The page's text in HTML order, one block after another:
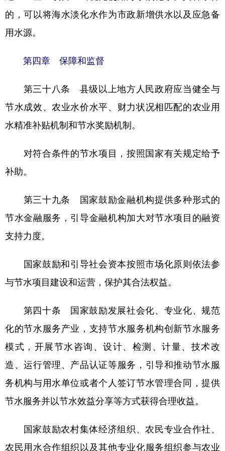
的，可以将海水淡化水作为市政新增供水以及应急备
用水源。
第四章 保障和监督
第三十八条 县级以上地方人民政府应当健全与
节水成效、农业水价水平、财力状况相匹配的农业用
水精准补贴机制和节水奖励机制。
对符合条件的节水项目，按照国家有关规定给予
补助。
第三十九条 国家鼓励金融机构提供多种形式的
节水金融服务，引导金融机构加大对节水项目的融资
支持力度。
国家鼓励和引导社会资本按照市场化原则依法参
与节水项目建设和运营，保护其合法权益。
第四十条 国家鼓励发展社会化、专业化、规范
化的节水服务产业，支持节水服务机构创新节水服务
模式，开展节水咨询、设计、检测、计量、技术改
造、运行管理、产品认证等服务，引导和推动节水服
务机构与用水单位或者个人签订节水管理合同，提供
节水服务并以节水效益分享等方式获得合理收益。
国家鼓励农村集体经济组织、农民专业合作社、
农民用水合作组织以及其他专业化服务组织参与农业